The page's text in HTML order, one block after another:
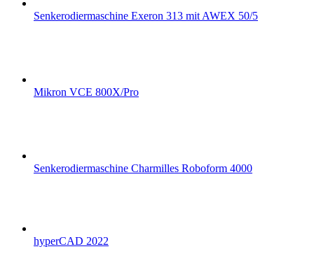
Senkerodiermaschine Exeron 313 mit AWEX 50/5
Mikron VCE 800X/Pro
Senkerodiermaschine Charmilles Roboform 4000
hyperCAD 2022